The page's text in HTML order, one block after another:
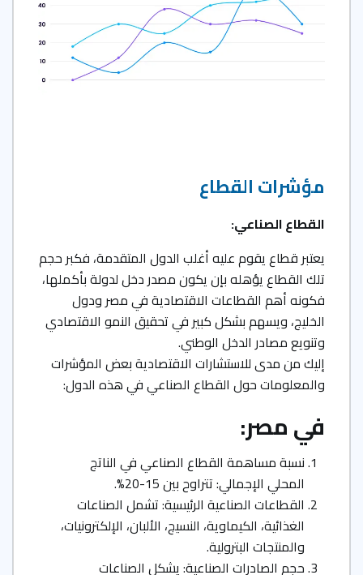
مؤشرات القطاع
القطاع الصناعي:
يعتبر قطاع يقوم عليه أغلب الدول المتقدمة، فكبر حجم
تلك القطاع يؤهله بإن يكون مصدر دخل لدولة بأكملها،
فكونه أهم القطاعات الاقتصادية في مصر ودول
الخليج، ويسهم بشكل كبير في تحقيق النمو الاقتصادي
وتنويع مصادر الدخل الوطني.
إليك من مدى للاستشارات الاقتصادية بعض المؤشرات
والمعلومات حول القطاع الصناعي في هذه الدول:
في مصر:
نسبة مساهمة القطاع الصناعي في الناتج
المحلي الإجمالي: تتراوح بين 15-20%.
القطاعات الصناعية الرئيسية: تشمل الصناعات
الغذائية، الكيماوية، النسيج، الألبان، الإلكترونيات،
والمنتجات البترولية.
حجم الصادرات الصناعية: يشكل الصناعات